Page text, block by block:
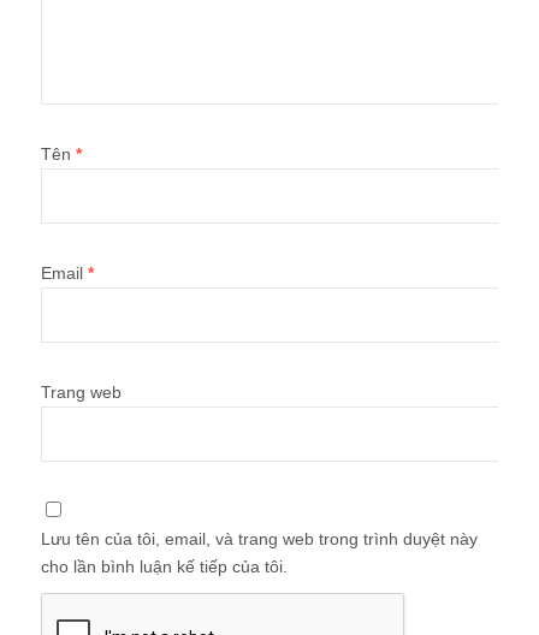
Tên *
Email *
Trang web
Lưu tên của tôi, email, và trang web trong trình duyệt này
cho lần bình luận kế tiếp của tôi.